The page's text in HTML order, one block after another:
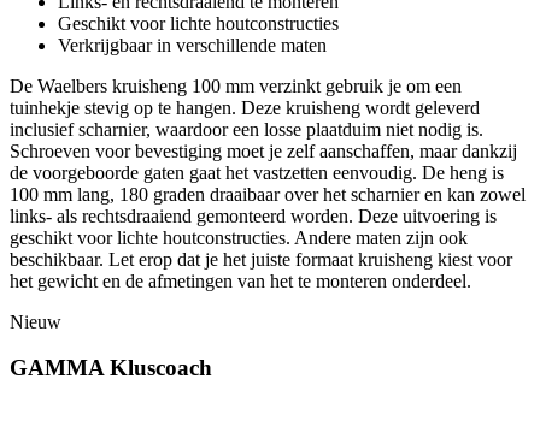
Geschikt voor lichte houtconstructies
Verkrijgbaar in verschillende maten
De Waelbers kruisheng 100 mm verzinkt gebruik je om een
tuinhekje stevig op te hangen. Deze kruisheng wordt geleverd
inclusief scharnier, waardoor een losse plaatduim niet nodig is.
Schroeven voor bevestiging moet je zelf aanschaffen, maar dankzij
de voorgeboorde gaten gaat het vastzetten eenvoudig. De heng is
100 mm lang, 180 graden draaibaar over het scharnier en kan zowel
links- als rechtsdraaiend gemonteerd worden. Deze uitvoering is
geschikt voor lichte houtconstructies. Andere maten zijn ook
beschikbaar. Let erop dat je het juiste formaat kruisheng kiest voor
het gewicht en de afmetingen van het te monteren onderdeel.
Nieuw
GAMMA Kluscoach